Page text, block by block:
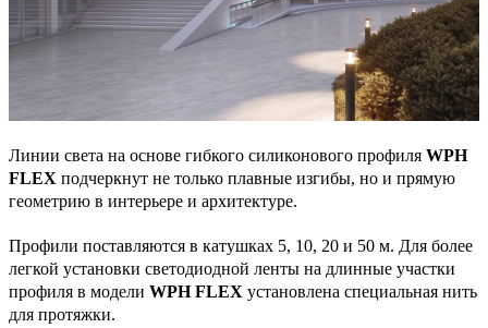
Линии света на основе гибкого силиконового профиля WPH
FLEX подчеркнут не только плавные изгибы, но и прямую
геометрию в интерьере и архитектуре.
Профили поставляются в катушках 5, 10, 20 и 50 м. Для более
легкой установки светодиодной ленты на длинные участки
профиля в модели WPH FLEX установлена специальная нить
для протяжки.